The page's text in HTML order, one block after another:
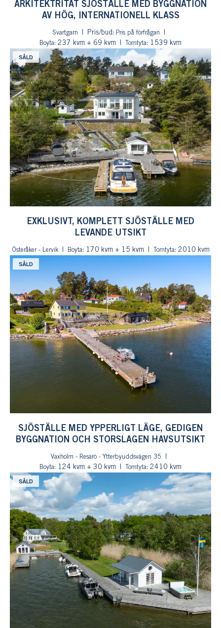
ARKITEKTRITAT SJÖSTÄLLE MED BYGGNATION
AV HÖG, INTERNATIONELL KLASS
Svartgarn Pris/bud:
Pris på förfrågan
Boyta: 237 kvm + 69 kvm Tomtyta: 1539 kvm
SÅLD
EXKLUSIVT, KOMPLETT SJÖSTÄLLE MED
LEVANDE UTSIKT
Österåker - Lervik Boyta: 170 kvm + 15 kvm Tomtyta: 2010 kvm
SÅLD
SJÖSTÄLLE MED YPPERLIGT LÄGE, GEDIGEN
BYGGNATION OCH STORSLAGEN HAVSUTSIKT
Vaxholm - Resarö - Ytterbyuddsvägen 35
Boyta: 124 kvm + 30 kvm Tomtyta: 2410 kvm
SÅLD